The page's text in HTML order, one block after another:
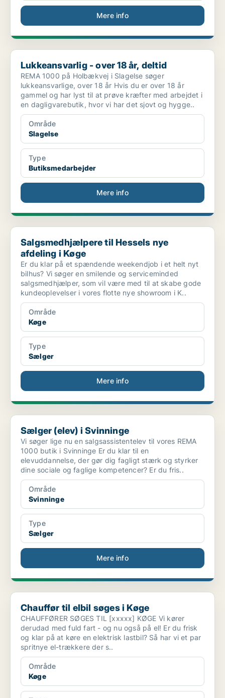
Mere info
Lukkeansvarlig - over 18 år, deltid
Lukkeansvarlig - over 18 år, deltid
REMA 1000 på Holbækvej i Slagelse søger
lukkeansvarlige, over 18 år Hvis du er over 18 år
gammel og har lyst til at prøve kræfter med arbejdet i
en dagligvarebutik, hvor vi har det sjovt og hygge..
Område
Slagelse
Type
Butiksmedarbejder
Mere info
Salgsmedhjælpere til Hessels nye afdeling i Køge
Salgsmedhjælpere til Hessels nye
afdeling i Køge
Er du klar på et spændende weekendjob i et helt nyt
bilhus? Vi søger en smilende og serviceminded
salgsmedhjælper, som vil være med til at skabe gode
kundeoplevelser i vores flotte nye showroom i K..
Område
Køge
Type
Sælger
Mere info
Sælger (elev) i Svinninge
Sælger (elev) i Svinninge
Vi søger lige nu en salgsassistentelev til vores REMA
1000 butik i Svinninge Er du klar til en
elevuddannelse, der gør dig fagligt stærk og styrker
dine sociale og faglige kompetencer? Er du fris..
Område
Svinninge
Type
Sælger
Mere info
Chauffør til elbil søges i Køge
Chauffør til elbil søges i Køge
CHAUFFØRER SØGES TIL [xxxxx] KØGE Vi kører
derudad med fuld fart - og nu også på el! Er du frisk
og klar på at køre en elektrisk lastbil? Så har vi et par
spritnye el-trækkere der s..
Område
Køge